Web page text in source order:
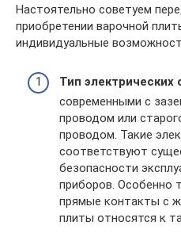
Настоятельно советуем
приобретении варочной
индивидуальные
Тип электрических
современными с
проводом или
проводом. Такие
соответствуют
безопасности
приборов. Особенно
прямые контакты с
плиты относятся к